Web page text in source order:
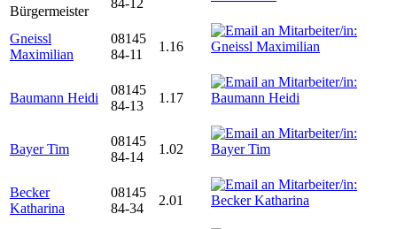
Bürgermeister
84-12
Gneissl
Maximilian
08145
84-11
1.16
Baumann Heidi
08145
84-13
1.17
Bayer Tim
08145
84-14
1.02
Becker
Katharina
08145
84-34
2.01